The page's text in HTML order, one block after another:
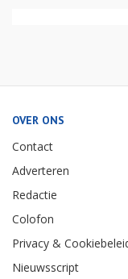
OVER ONS
Contact
Adverteren
Redactie
Colofon
Privacy &
Nieuwsscript